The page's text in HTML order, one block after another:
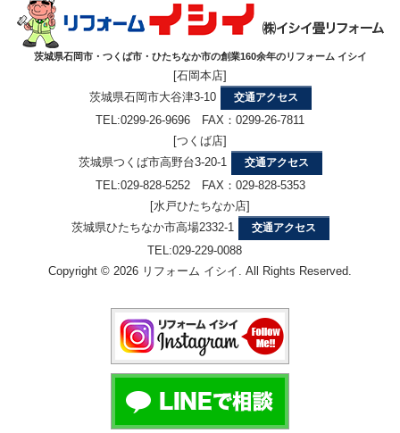
茨城県石岡市・つくば市・ひたちなか市の創業160余年のリフォーム イシイ
[石岡本店]
茨城県石岡市大谷津3-10
交通アクセス
TEL:0299-26-9696 FAX：0299-26-7811
[つくば店]
茨城県つくば市高野台3-20-1
交通アクセス
TEL:029-828-5252 FAX：029-828-5353
[水戸ひたちなか店]
茨城県ひたちなか市高場2332-1
交通アクセス
TEL:029-229-0088
Copyright © 2026 リフォーム イシイ. All Rights Reserved.